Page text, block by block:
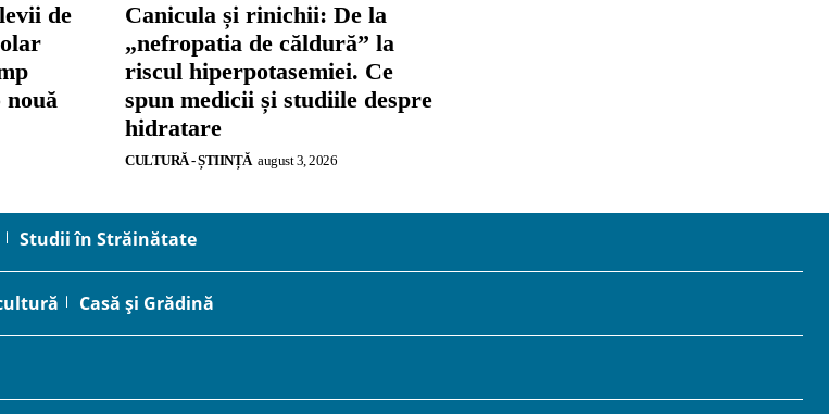
de
Canicula și rinichii: De la
„nefropatia de căldură” la
riscul hiperpotasemiei. Ce
spun medicii și studiile despre
hidratare
CULTURĂ - ȘTIINȚĂ august 3, 2026
Studii în Străinătate
Casă și Grădină